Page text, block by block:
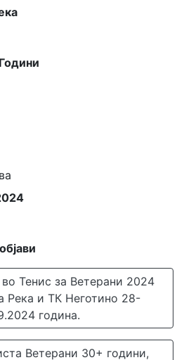
Тенис за Ветерани 2024
Река и ТК Неготино 28-
година.
Ветерани 30+ години,